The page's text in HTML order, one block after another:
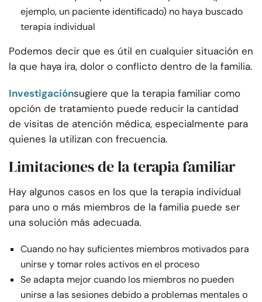
ejemplo, un paciente identificado) no haya buscado
terapia individual
Podemos decir que es útil en cualquier situación en
la que haya ira, dolor o conflicto dentro de la familia.
Investigaciónsugiere que la terapia familiar como
opción de tratamiento puede reducir la cantidad
de visitas de atención médica, especialmente para
quienes la utilizan con frecuencia.
Limitaciones de la terapia familiar
Hay algunos casos en los que la terapia individual
para uno o más miembros de la familia puede ser
una solución más adecuada.
Cuando no hay suficientes miembros motivados para
unirse y tomar roles activos en el proceso
Se adapta mejor cuando los miembros no pueden
unirse a las sesiones debido a problemas mentales o